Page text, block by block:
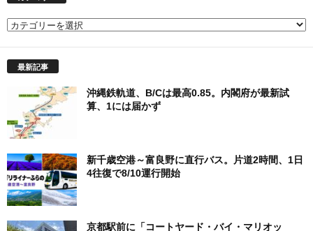
カ
最新記事
沖縄鉄軌道、B/Cは最高0.85。内閣府が最新試
算、1には届かず
新千歳空港～富良野に直行バス。片道2時間、1日
4往復で8/10運行開始
京都駅前に「コートヤード・バイ・マリオッ